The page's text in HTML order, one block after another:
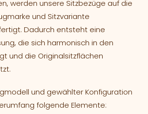
werden unsere Sitzbezüge auf die
und Sitzvariante
Dadurch entsteht eine
die sich harmonisch in den
und die Originalsitzflächen
und gewählter Konfiguration
folgende Elemente: